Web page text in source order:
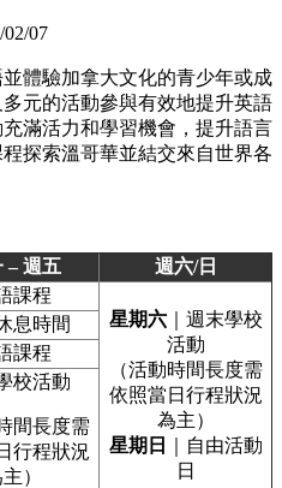
02/07
體驗加拿大文化的青少年或成
元的活動參與有效地提升英語
滿活力和學習機會，提升語言
探索溫哥華並結交來自世界各
– 週五
週六/日
課程
星期六｜週末學校
活動
（活動時間長度需
依照當日行程狀況
為主）
星期日
｜自由活動
日
息時間
課程
校活動
間長度需
行程狀況
）